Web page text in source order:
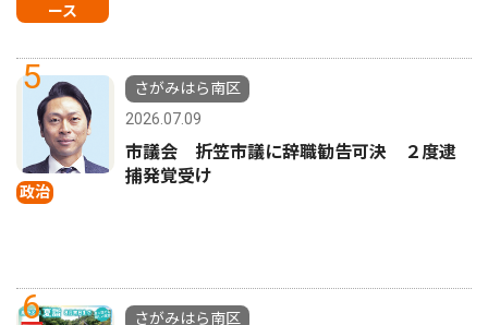
ース
5
政治
さがみはら南区
2026.07.09
市議会 折笠市議に辞職勧告可決 ２度逮
捕発覚受け
6
さがみはら南区